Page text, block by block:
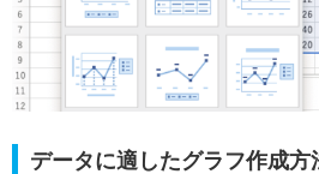
データに適したグラフ作成方